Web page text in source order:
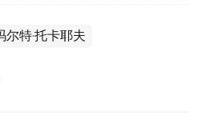
尔特·托卡耶夫